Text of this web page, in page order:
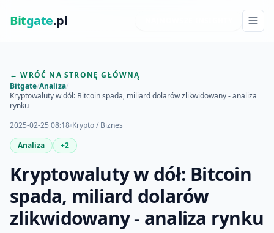
Bitgate.pl
← WRÓĆ NA STRONĘ GŁÓWNĄ
Bitgate/Analiza/
Kryptowaluty w dół: Bitcoin spada, miliard dolarów zlikwidowany - analiza
rynku
2025-02-25 08:18 Krypto / Biznes
Analiza
+2
Kryptowaluty w dół: Bitcoin
spada, miliard dolarów
zlikwidowany - analiza rynku